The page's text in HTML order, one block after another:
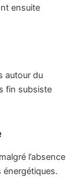
ensuite
autour du
fin subsiste
l’absence
énergétiques.